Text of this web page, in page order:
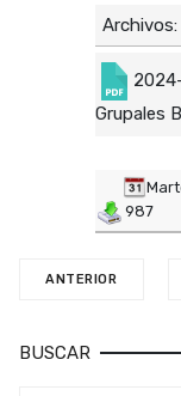
Archivos:
Grupales
987
ANTERIOR
BUSCAR